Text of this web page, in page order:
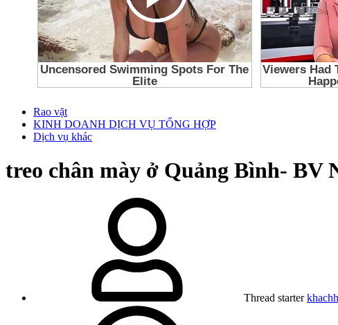
Rao vặt
KINH DOANH DỊCH VỤ TỔNG HỢP
Dịch vụ khác
treo chân mày ở Quảng Bình- BV
Thread starter